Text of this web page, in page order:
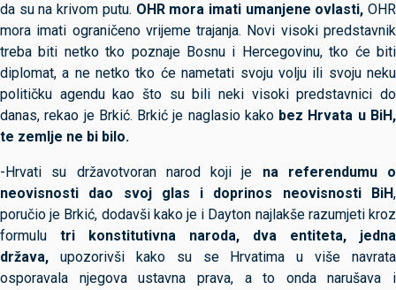
da su na krivom putu. OHR mora imati umanjene ovlasti, OHR
mora imati ograničeno vrijeme trajanja. Novi visoki predstavnik
treba biti netko tko poznaje Bosnu i Hercegovinu, tko će biti
diplomat, a ne netko tko će nametati svoju volju ili svoju neku
političku agendu kao što su bili neki visoki predstavnici do
danas, rekao je Brkić. Brkić je naglasio kako bez Hrvata u BiH,
te zemlje ne bi bilo.
-Hrvati su državotvoran narod koji je na referendumu o
neovisnosti dao svoj glas i doprinos neovisnosti BiH,
poručio je Brkić, dodavši kako je i Dayton najlakše razumjeti kroz
formulu tri konstitutivna naroda, dva entiteta, jedna
država, upozorivši kako su se Hrvatima u više navrata
osporavala njegova ustavna prava, a to onda narušava i